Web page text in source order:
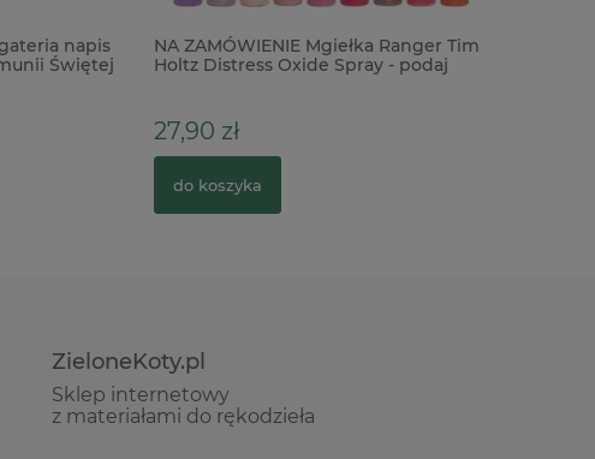
napis
Świętej
NA ZAMÓWIENIE Mgiełka Ranger Tim
Holtz Distress Oxide Spray - podaj
27,90 zł
do koszyka
ZieloneKoty.pl
Sklep internetowy
z materiałami do rękodzieła